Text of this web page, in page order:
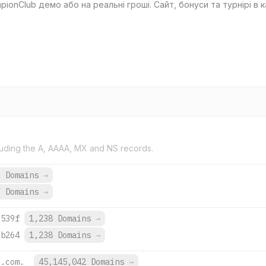
демо або на реальні гроші. Сайт, бонуси та турнірі в
the A, AAAA, MX and NS records.
Domains →
Domains →
1,238 Domains →
1,238 Domains →
45,145,042 Domains →